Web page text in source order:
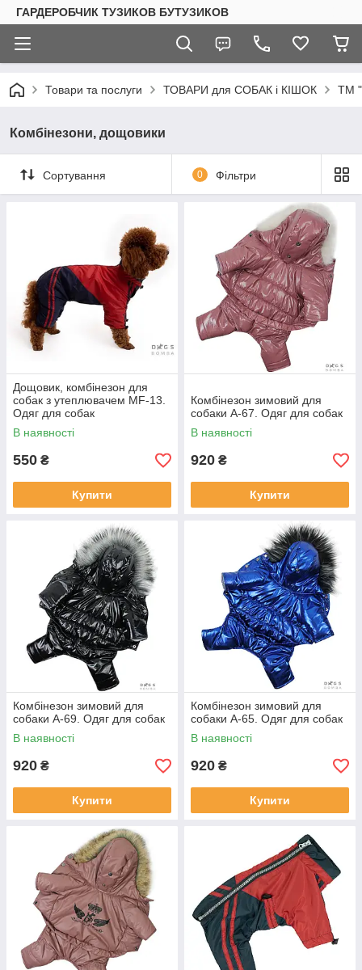
ГАРДЕРОБЧИК ТУЗИКОВ БУТУЗИКОВ
Товари та послуги ТОВАРИ для СОБАК і КІШОК ТМ
Комбінезони, дощовики
Сортування 0 Фільтри
Дощовик, комбінезон для
собак з утеплювачем MF-13.
Одяг для собак
В наявності
550 ₴
Купити
Комбінезон зимовий для
собаки А-67. Одяг для собак
В наявності
920 ₴
Купити
Комбінезон зимовий для
собаки А-69. Одяг для собак
В наявності
920 ₴
Купити
Комбінезон зимовий для
собаки А-65. Одяг для собак
В наявності
920 ₴
Купити